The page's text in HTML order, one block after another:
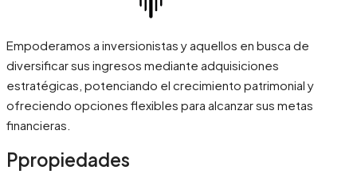
Empoderamos a inversionistas y aquellos en busca de
diversificar sus ingresos mediante adquisiciones
estratégicas, potenciando el crecimiento patrimonial y
ofreciendo opciones flexibles para alcanzar sus metas
financieras.
Ppropiedades